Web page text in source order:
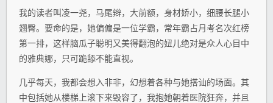
我的读者叫凌一尧，马尾辫，大前额，身材娇小，细腰长腿小
翘臀。要命的是，她偏偏是一位学霸，常年霸占月考名次红榜
第一排，这样脑瓜子聪明又美得翻泡的妞儿绝对是众人心目中
的雅典娜，只可跪舔不能直视。
几乎每天，我都会想入非非，幻想着各种与她搭讪的场面。其
中包括她从楼梯上滚下来毁容了，我抱她朝着医院狂奔，并且